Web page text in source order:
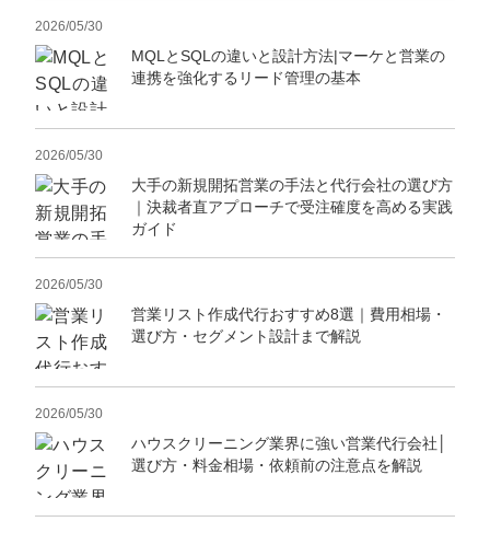
2026/05/30
MQLとSQLの違いと設計方法|マーケと営業の
連携を強化するリード管理の基本
2026/05/30
大手の新規開拓営業の手法と代行会社の選び方
｜決裁者直アプローチで受注確度を高める実践
ガイド
2026/05/30
営業リスト作成代行おすすめ8選｜費用相場・
選び方・セグメント設計まで解説
2026/05/30
ハウスクリーニング業界に強い営業代行会社│
選び方・料金相場・依頼前の注意点を解説